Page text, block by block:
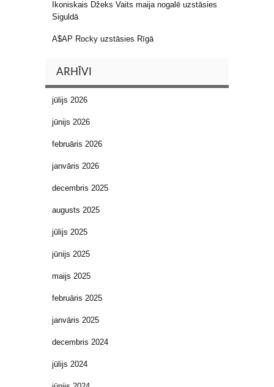
Ikoniskais Džeks Vaits maija nogalē uzstāsies
Siguldā
A$AP Rocky uzstāsies Rīgā
ARHĪVI
jūlijs 2026
jūnijs 2026
februāris 2026
janvāris 2026
decembris 2025
augusts 2025
jūlijs 2025
jūnijs 2025
maijs 2025
februāris 2025
janvāris 2025
decembris 2024
jūlijs 2024